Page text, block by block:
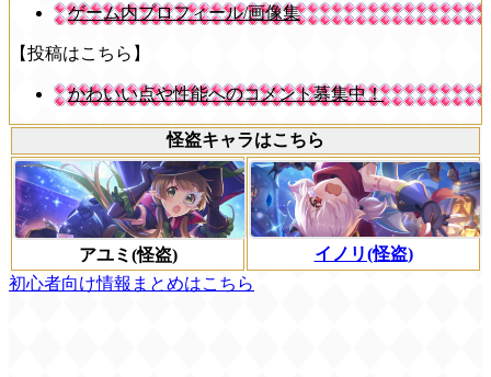
ゲーム内プロフィール/画像集
【投稿はこちら】
かわいい点や性能へのコメント募集中！
怪盗キャラはこちら
アユミ(怪盗)
イノリ(怪盗)
初心者向け情報まとめはこちら